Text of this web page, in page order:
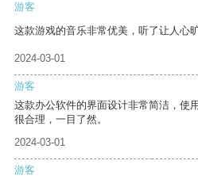
游客
这款游戏的音乐非常优美，听了让人心旷
2024-03-01
游客
这款办公软件的界面设计非常简洁，使
很合理，一目了然。
2024-03-01
游客